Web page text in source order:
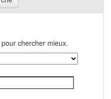
chercher mieux.